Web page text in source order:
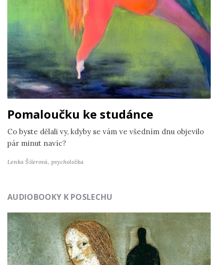
Pomaloučku ke studánce
Co byste dělali vy, kdyby se vám ve všedním dnu objevilo
pár minut navíc?
Lenka Šilerová, psycholožka
AUDIOBOOKY K POSLECHU